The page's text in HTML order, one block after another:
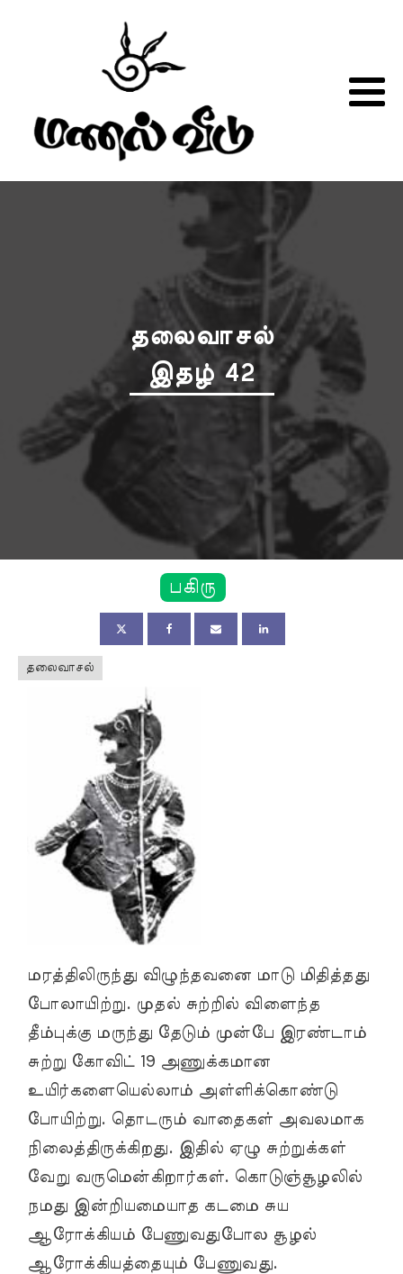
தலைவாசல்
இதழ் 42
பகிரு
தலைவாசல்
மரத்திலிருந்து விழுந்தவனை மாடு மிதித்தது
போலாயிற்று. முதல் சுற்றில் விளைந்த
தீம்புக்கு மருந்து தேடும் முன்பே இரண்டாம்
சுற்று கோவிட் 19 அணுக்கமான
உயிர்களையெல்லாம் அள்ளிக்கொண்டு
போயிற்று. தொடரும் வாதைகள் அவலமாக
நிலைத்திருக்கிறது. இதில் ஏழு சுற்றுக்கள்
வேறு வருமென்கிறார்கள். கொடுஞ்சூழலில்
நமது இன்றியமையாத கடமை சுய
ஆரோக்கியம் பேணுவதுபோல சூழல்
ஆரோக்கியத்தையும் பேணுவது.